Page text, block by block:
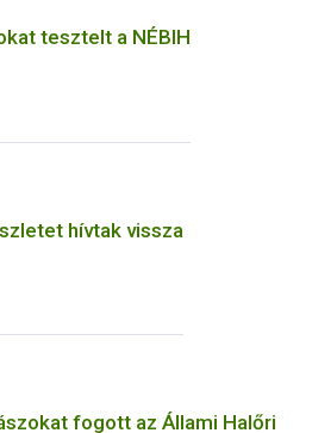
tesztelt a NÉBIH
hívtak vissza
fogott az Állami Halőri